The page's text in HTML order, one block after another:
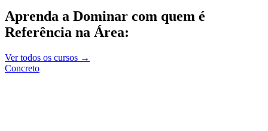
Aprenda a Dominar com quem é
Referência na Área:
Ver todos os cursos →
Concreto